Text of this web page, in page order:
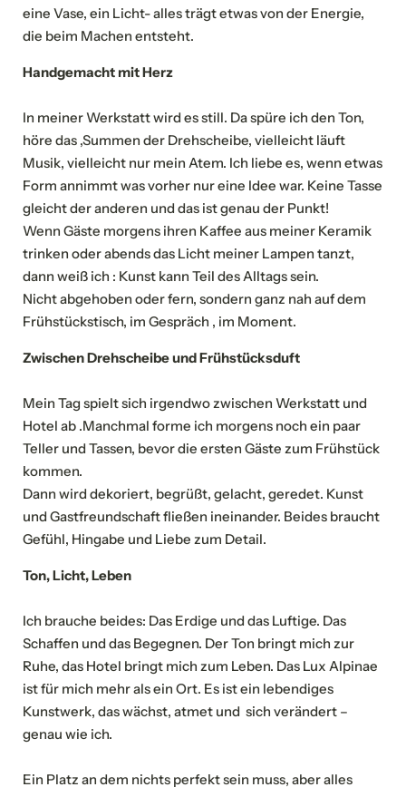
eine Vase, ein Licht- alles trägt etwas von der Energie,
die beim Machen entsteht.
Handgemacht mit Herz
In meiner Werkstatt wird es still. Da spüre ich den Ton,
höre das ‚Summen der Drehscheibe, vielleicht läuft
Musik, vielleicht nur mein Atem. Ich liebe es, wenn etwas
Form annimmt was vorher nur eine Idee war. Keine Tasse
gleicht der anderen und das ist genau der Punkt!
Wenn Gäste morgens ihren Kaffee aus meiner Keramik
trinken oder abends das Licht meiner Lampen tanzt,
dann weiß ich : Kunst kann Teil des Alltags sein.
Nicht abgehoben oder fern, sondern ganz nah auf dem
Frühstückstisch, im Gespräch , im Moment.
Zwischen Drehscheibe und Frühstücksduft
Mein Tag spielt sich irgendwo zwischen Werkstatt und
Hotel ab .Manchmal forme ich morgens noch ein paar
Teller und Tassen, bevor die ersten Gäste zum Frühstück
kommen.
Dann wird dekoriert, begrüßt, gelacht, geredet. Kunst
und Gastfreundschaft fließen ineinander. Beides braucht
Gefühl, Hingabe und Liebe zum Detail.
Ton, Licht, Leben
Ich brauche beides: Das Erdige und das Luftige. Das
Schaffen und das Begegnen. Der Ton bringt mich zur
Ruhe, das Hotel bringt mich zum Leben. Das Lux Alpinae
ist für mich mehr als ein Ort. Es ist ein lebendiges
Kunstwerk, das wächst, atmet und sich verändert –
genau wie ich.
Ein Platz an dem nichts perfekt sein muss, aber alles
NEWSLETTERANMELDUNG